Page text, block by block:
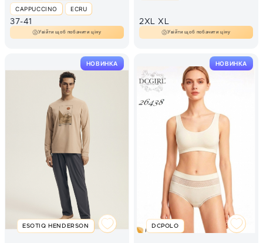
CAPPUCCINO ECRU
37-41
Увійти щоб побачити ціну
2XL XL
Увійти щоб побачити ціну
НОВИНКА
ESOTIQ HENDERSON
НОВИНКА
DCPOLO